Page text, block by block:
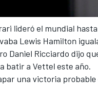
lideró el mundial
Lewis Hamilton
Daniel Ricciardo dijo
batir a Vettel este año.
una victoria